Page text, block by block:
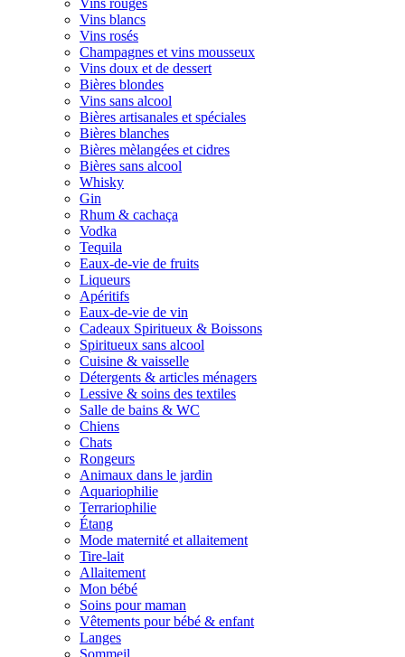
Vins rouges
Vins blancs
Vins rosés
Champagnes et vins mousseux
Vins doux et de dessert
Bières blondes
Vins sans alcool
Bières artisanales et spéciales
Bières blanches
Bières mèlangées et cidres
Bières sans alcool
Whisky
Gin
Rhum & cachaça
Vodka
Tequila
Eaux-de-vie de fruits
Liqueurs
Apéritifs
Eaux-de-vie de vin
Cadeaux Spiritueux & Boissons
Spiritueux sans alcool
Cuisine & vaisselle
Détergents & articles ménagers
Lessive & soins des textiles
Salle de bains & WC
Chiens
Chats
Rongeurs
Animaux dans le jardin
Aquariophilie
Terrariophilie
Étang
Mode maternité et allaitement
Tire-lait
Allaitement
Mon bébé
Soins pour maman
Vêtements pour bébé & enfant
Langes
Sommeil